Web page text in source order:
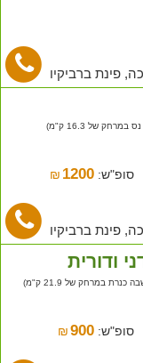
של 16.3 ק"מ)
סופ"ש: ₪ 1200
ודורית
במרחק של 21.9 ק"מ)
סופ"ש: ₪ 900